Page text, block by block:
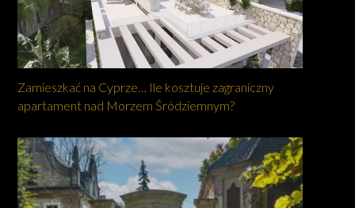
Zamieszkać na Cyprze… Ile kosztuje zagraniczny
apartament nad Morzem Śródziemnym?